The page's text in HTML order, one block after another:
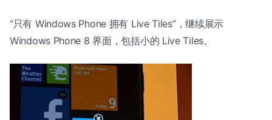
“只有 Windows Phone 拥有 Live Tiles”，继续展示
Windows Phone 8 界面，包括小的 Live Tiles。